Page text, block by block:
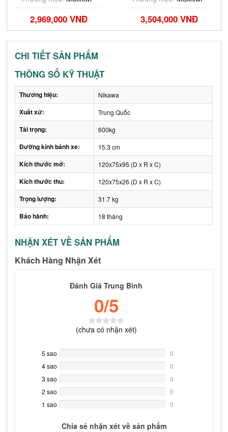
2,969,000 VNĐ 3,504,000 VNĐ
CHI TIẾT SẢN PHẨM
THÔNG SỐ KỸ THUẬT
Thương hiệu: Nikawa
Xuất xứ: Trung Quốc
Tải trọng: 600kg
Đường kính bánh xe: 15.3 cm
Kích thước mở: 120x75x95 (D x R x C)
Kích thước thu: 120x75x26 (D x R x C)
Trọng lượng: 31.7 kg
Bảo hành: 18 tháng
NHẬN XÉT VỀ SẢN PHẨM
Khách Hàng Nhận Xét
Đánh Giá Trung Bình
0/5
(chưa có nhận xét)
5 sao
Complete
0
4 sao
Complete
0
3 sao
Complete
0
2 sao
Complete
0
1 sao
0
Chia sẻ nhận xét về sản phẩm